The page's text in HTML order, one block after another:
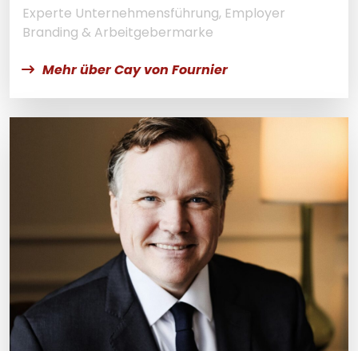
Experte Unternehmensführung, Employer
Branding & Arbeitgebermarke
Mehr über Cay von Fournier